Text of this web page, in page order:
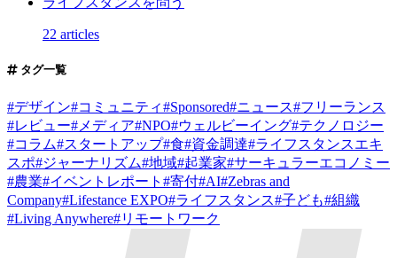
22 articles
タグ一覧
#デザイン#コミュニティ#Sponsored#ニュース#フリーランス
#レビュー# メディア#NPO#ウェルビーイング#テクノロジー
#コラム#スタートアップ#食#資金調達#ライフスタンスエキ
スポ#ジャーナリズム#地域#起業家#サーキュラーエコノミー
#農業#イベントレポート #寄付#AI#Zebras and
Company#Lifestance EXPO#ライフスタンス#子ども#組織
#Living Anywhere#リモートワーク